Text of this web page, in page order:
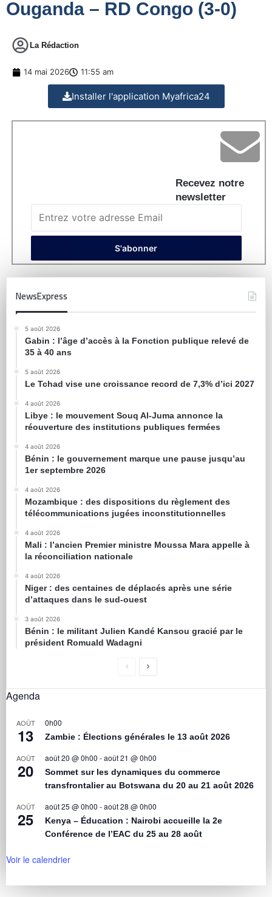
Ouganda – RD Congo (3-0)
La Rédaction
14 mai 2026 11:55 am
Installer l'application Myafrica24
Recevez notre
newsletter
NewsExpress
5 août 2026
Gabin : l’âge d’accès à la Fonction publique relevé de
35 à 40 ans
5 août 2026
Le Tchad vise une croissance record de 7,3% d’ici 2027
4 août 2026
Libye : le mouvement Souq Al-Juma annonce la
réouverture des institutions publiques fermées
4 août 2026
Bénin : le gouvernement marque une pause jusqu’au
1er septembre 2026
4 août 2026
Mozambique : des dispositions du règlement des
télécommunications jugées inconstitutionnelles
4 août 2026
Mali : l’ancien Premier ministre Moussa Mara appelle à
la réconciliation nationale
4 août 2026
Niger : des centaines de déplacés après une série
d’attaques dans le sud-ouest
3 août 2026
Bénin : le militant Julien Kandé Kansou gracié par le
président Romuald Wadagni
Agenda
AOÛT
13
0h00
Zambie : Élections générales le 13 août 2026
AOÛT
20
août 20 @ 0h00 -août 21 @ 0h00
Sommet sur les dynamiques du commerce
transfrontalier au Botswana du 20 au 21 août 2026
AOÛT
25
août 25 @ 0h00 -août 28 @ 0h00
Kenya – Éducation : Nairobi accueille la 2e
Conférence de l’EAC du 25 au 28 août
Voir le calendrier